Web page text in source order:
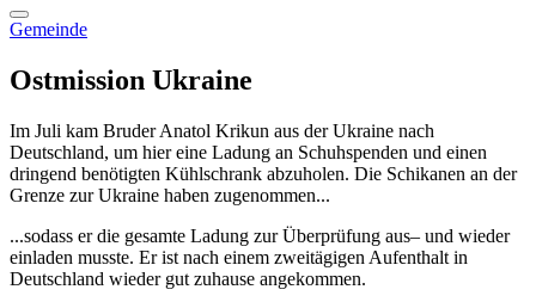
Gemeinde
Ostmission Ukraine
Im Juli kam Bruder Anatol Krikun aus der Ukraine nach
Deutschland, um hier eine Ladung an Schuhspenden und einen
dringend benötigten Kühlschrank abzuholen. Die Schikanen an der
Grenze zur Ukraine haben zugenommen...
...sodass er die gesamte Ladung zur Überprüfung aus– und wieder
einladen musste. Er ist nach einem zweitägigen Aufenthalt in
Deutschland wieder gut zuhause angekommen.